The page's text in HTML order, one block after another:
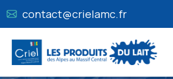
contact@crielamc.fr